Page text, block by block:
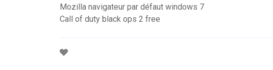
Mozilla navigateur par défaut windows 7
Call of duty black ops 2 free